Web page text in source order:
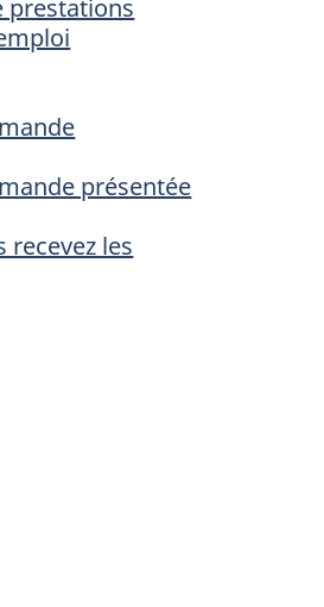
prestations
présentée
recevez les